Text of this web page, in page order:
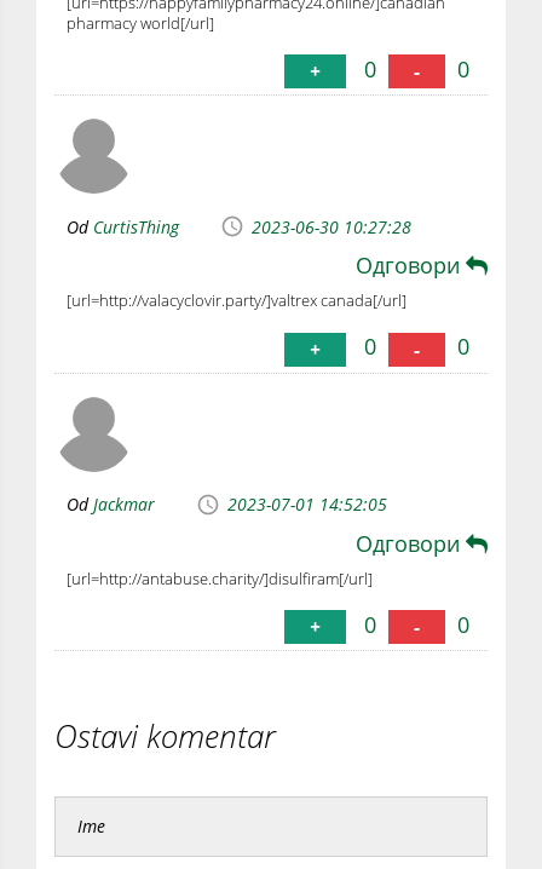
pharmacy world[/url]
+ 0 - 0
Od CurtisThing 2023-06-30 10:27:28
Одговори
[url=http://valacyclovir.party/]valtrex canada[/url]
+ 0 - 0
Od Jackmar 2023-07-01 14:52:05
Одговори
[url=http://antabuse.charity/]disulfiram[/url]
+ 0 - 0
Ostavi komentar